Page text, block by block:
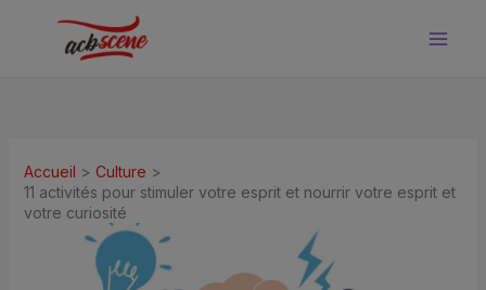
Accueil
Culture
11 activités pour stimuler votre esprit et nourrir votre esprit et
votre curiosité